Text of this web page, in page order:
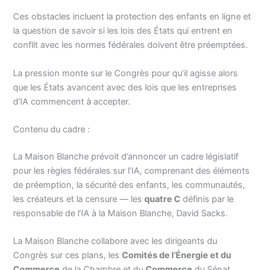
Ces obstacles incluent la protection des enfants en ligne et
la question de savoir si les lois des États qui entrent en
conflit avec les normes fédérales doivent être préemptées.
La pression monte sur le Congrès pour qu’il agisse alors
que les États avancent avec des lois que les entreprises
d’IA commencent à accepter.
Contenu du cadre :
La Maison Blanche prévoit d’annoncer un cadre législatif
pour les règles fédérales sur l’IA, comprenant des éléments
de préemption, la sécurité des enfants, les communautés,
les créateurs et la censure — lesquatre C définis par le
responsable de l’IA à la Maison Blanche, David Sacks.
La Maison Blanche collabore avec les dirigeants du
Congrès sur ces plans, lesComités de l’Énergie et du